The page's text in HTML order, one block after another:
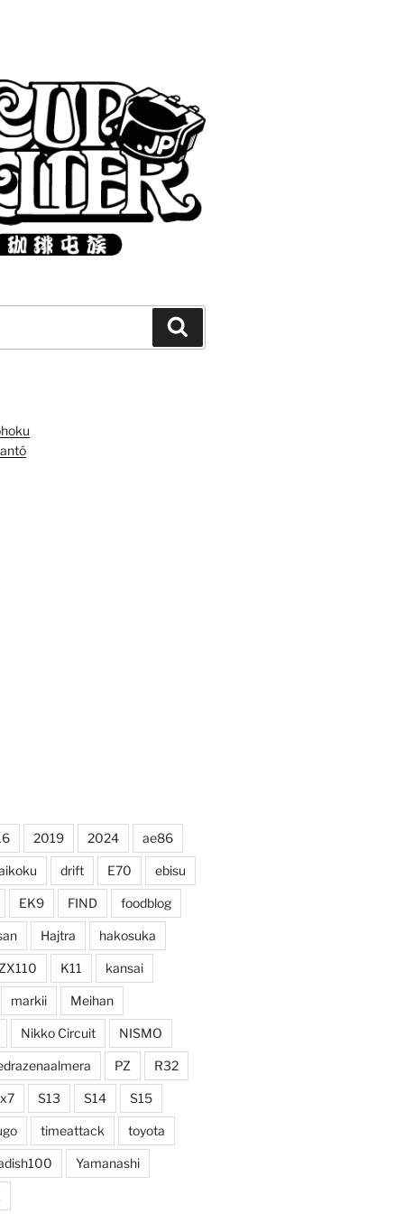
2019 2024 ae86
drift E70 ebisu
EK9 FIND foodblog
Hajtra hakosuka
K11 kansai
markii Meihan
Nikko Circuit NISMO
PZ R32
S13 S14 S15
timeattack toyota
Yamanashi